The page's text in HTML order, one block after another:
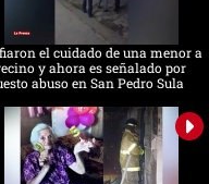
el cuidado de una menor a
y ahora es señalado por
abuso en San Pedro Sula